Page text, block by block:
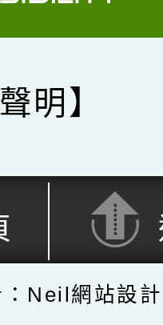
明】
：Neil網站設